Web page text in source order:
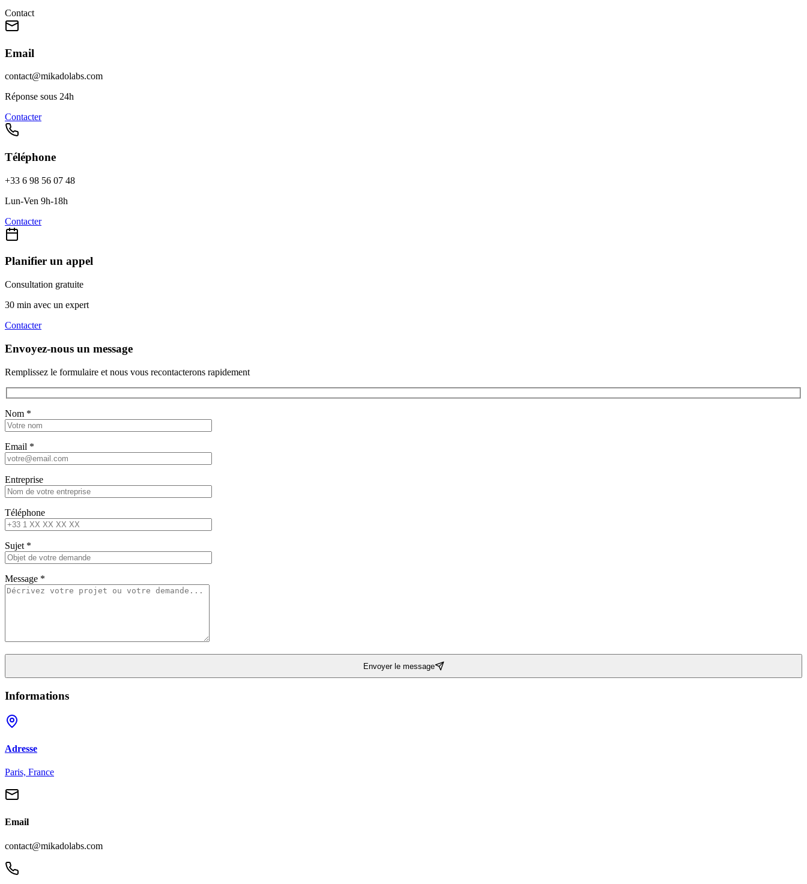
Contact
Email
contact@mikadolabs.com
Réponse sous 24h
Contacter
Téléphone
+33 6 98 56 07 48
Lun-Ven 9h-18h
Contacter
Planifier un appel
Consultation gratuite
30 min avec un expert
Contacter
Envoyez-nous un message
Remplissez le formulaire et nous vous recontacterons rapidement
Nom *
Email *
Entreprise
Téléphone
Sujet *
Message *
Envoyer le message
Informations
Adresse
Paris, France
Email
contact@mikadolabs.com